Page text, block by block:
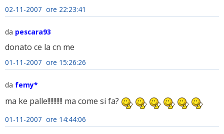
02-11-2007 ore 22:23:41
da pescara93
donato ce la cn me
01-11-2007 ore 15:26:26
da femy*
ma ke palle!!!!!!!!!! ma come si fa?
01-11-2007 ore 14:44:06